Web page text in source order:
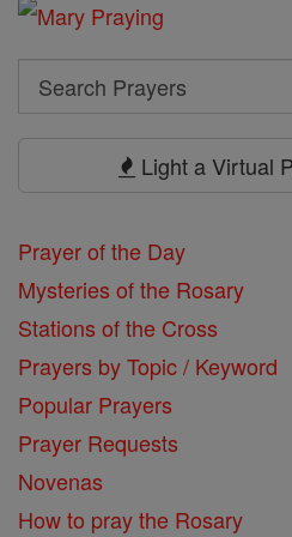
Search
Search
Light a Virtual
Prayer of the Day
Mysteries of the Rosary
Stations of the Cross
Prayers by Topic / Keyword
Popular Prayers
Prayer Requests
Novenas
How to pray the Rosary